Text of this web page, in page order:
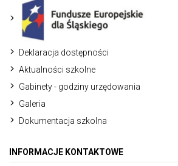
Deklaracja dostępności
Aktualności szkolne
Gabinety - godziny urzędowania
Galeria
Dokumentacja szkolna
INFORMACJE KONTAKTOWE